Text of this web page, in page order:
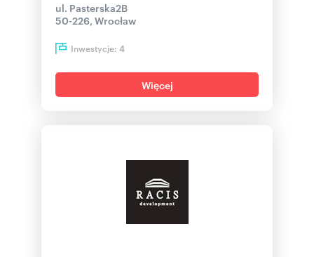
ul. Pasterska2B
50-226, Wrocław
Inwestycje: 4
Więcej